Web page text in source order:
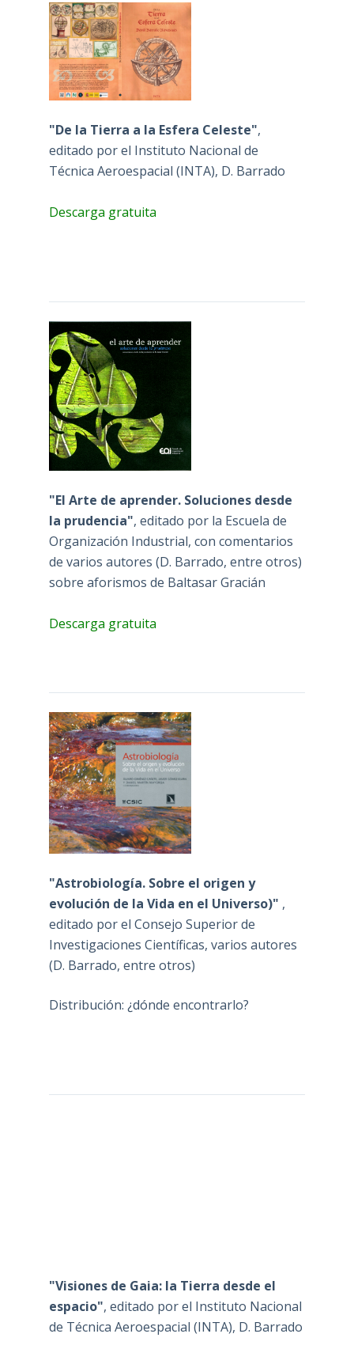
"De la Tierra a la Esfera Celeste",
editado por el Instituto Nacional de
Técnica Aeroespacial (INTA), D. Barrado
Descarga gratuita
"El Arte de aprender. Soluciones desde
la prudencia", editado por la Escuela de
Organización Industrial, con comentarios
de varios autores (D. Barrado, entre otros)
sobre aforismos de Baltasar Gracián
Descarga gratuita
"Astrobiología. Sobre el origen y
evolución de la Vida en el Universo)" ,
editado por el Consejo Superior de
Investigaciones Científicas, varios autores
(D. Barrado, entre otros)
Distribución: ¿dónde encontrarlo?
"Visiones de Gaia: la Tierra desde el
espacio", editado por el Instituto Nacional
de Técnica Aeroespacial (INTA), D. Barrado